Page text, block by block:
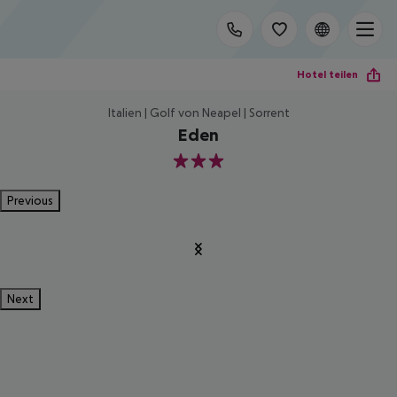
Hotel teilen
Italien | Golf von Neapel | Sorrent
Eden
3
Previous
Next